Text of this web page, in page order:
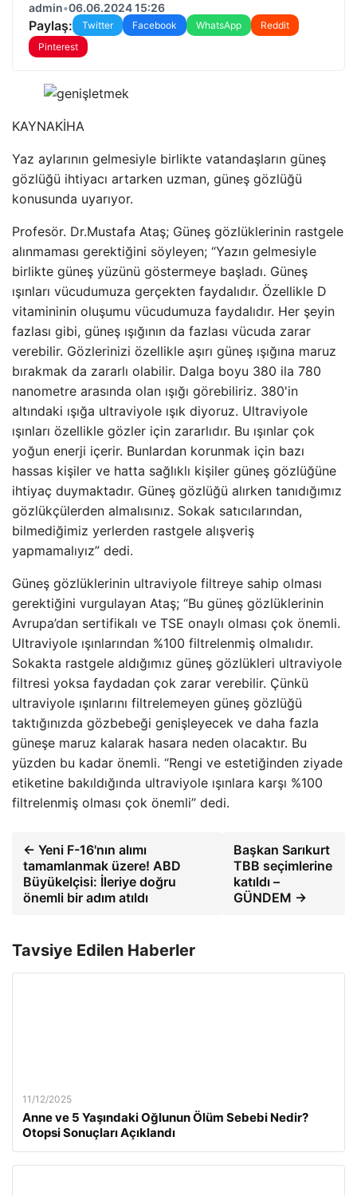
admin•06.06.2024 15:26
Paylaş: Twitter Facebook WhatsApp
Reddit
Pinterest
KAYNAKİHA
Yaz aylarının gelmesiyle birlikte vatandaşların güneş
gözlüğü ihtiyacı artarken uzman, güneş gözlüğü
konusunda uyarıyor.
Profesör. Dr.Mustafa Ataş; Güneş gözlüklerinin rastgele
alınmaması gerektiğini söyleyen; “Yazın gelmesiyle
birlikte güneş yüzünü göstermeye başladı. Güneş
ışınları vücudumuza gerçekten faydalıdır. Özellikle D
vitamininin oluşumu vücudumuza faydalıdır. Her şeyin
fazlası gibi, güneş ışığının da fazlası vücuda zarar
verebilir. Gözlerinizi özellikle aşırı güneş ışığına maruz
bırakmak da zararlı olabilir. Dalga boyu 380 ila 780
nanometre arasında olan ışığı görebiliriz. 380'in
altındaki ışığa ultraviyole ışık diyoruz. Ultraviyole
ışınları özellikle gözler için zararlıdır. Bu ışınlar çok
yoğun enerji içerir. Bunlardan korunmak için bazı
hassas kişiler ve hatta sağlıklı kişiler güneş gözlüğüne
ihtiyaç duymaktadır. Güneş gözlüğü alırken tanıdığımız
gözlükçülerden almalısınız. Sokak satıcılarından,
bilmediğimiz yerlerden rastgele alışveriş
yapmamalıyız” dedi.
Güneş gözlüklerinin ultraviyole filtreye sahip olması
gerektiğini vurgulayan Ataş; “Bu güneş gözlüklerinin
Avrupa’dan sertifikalı ve TSE onaylı olması çok önemli.
Ultraviyole ışınlarından %100 filtrelenmiş olmalıdır.
Sokakta rastgele aldığımız güneş gözlükleri ultraviyole
filtresi yoksa faydadan çok zarar verebilir. Çünkü
ultraviyole ışınlarını filtrelemeyen güneş gözlüğü
taktığınızda gözbebeği genişleyecek ve daha fazla
güneşe maruz kalarak hasara neden olacaktır. Bu
yüzden bu kadar önemli. “Rengi ve estetiğinden ziyade
etiketine bakıldığında ultraviyole ışınlara karşı %100
filtrelenmiş olması çok önemli” dedi.
← Yeni F-16'nın alımı
tamamlanmak üzere! ABD
Büyükelçisi: İleriye doğru
önemli bir adım atıldı
Başkan Sarıkurt
TBB seçimlerine
katıldı –
GÜNDEM →
Tavsiye Edilen Haberler
11/12/2025
Anne ve 5 Yaşındaki Oğlunun Ölüm Sebebi Nedir?
Otopsi Sonuçları Açıklandı